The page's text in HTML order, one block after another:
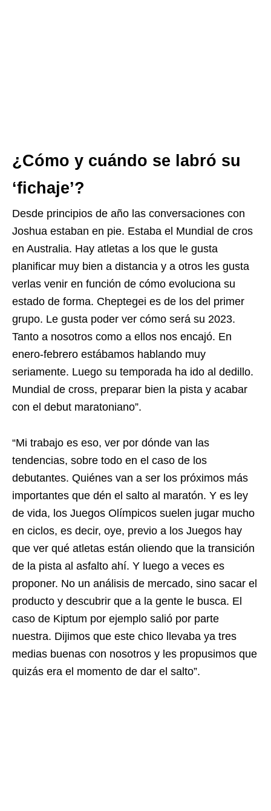
¿Cómo y cuándo se labró su
‘fichaje’?
Desde principios de año las conversaciones con
Joshua estaban en pie. Estaba el Mundial de cros
en Australia. Hay atletas a los que le gusta
planificar muy bien a distancia y a otros les gusta
verlas venir en función de cómo evoluciona su
estado de forma. Cheptegei es de los del primer
grupo. Le gusta poder ver cómo será su 2023.
Tanto a nosotros como a ellos nos encajó. En
enero-febrero estábamos hablando muy
seriamente. Luego su temporada ha ido al dedillo.
Mundial de cross, preparar bien la pista y acabar
con el debut maratoniano”.
“Mi trabajo es eso, ver por dónde van las
tendencias, sobre todo en el caso de los
debutantes. Quiénes van a ser los próximos más
importantes que dén el salto al maratón. Y es ley
de vida, los Juegos Olímpicos suelen jugar mucho
en ciclos, es decir, oye, previo a los Juegos hay
que ver qué atletas están oliendo que la transición
de la pista al asfalto ahí. Y luego a veces es
proponer. No un análisis de mercado, sino sacar el
producto y descubrir que a la gente le busca. El
caso de Kiptum por ejemplo salió por parte
nuestra. Dijimos que este chico llevaba ya tres
medias buenas con nosotros y les propusimos que
quizás era el momento de dar el salto”.